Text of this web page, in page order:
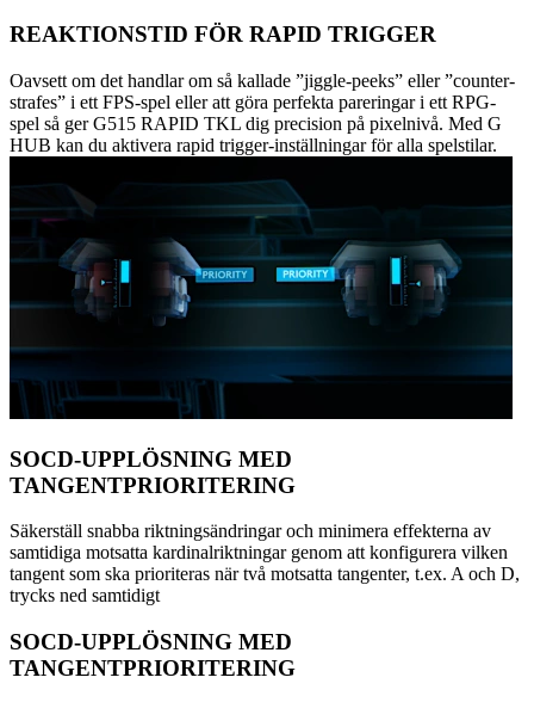
REAKTIONSTID FÖR RAPID TRIGGER
Oavsett om det handlar om så kallade ”jiggle-peeks” eller ”counter-
strafes” i ett FPS-spel eller att göra perfekta pareringar i ett RPG-
spel så ger G515 RAPID TKL dig precision på pixelnivå. Med G
HUB kan du aktivera rapid trigger-inställningar för alla spelstilar.
SOCD-UPPLÖSNING MED
TANGENTPRIORITERING
Säkerställ snabba riktningsändringar och minimera effekterna av
samtidiga motsatta kardinalriktningar genom att konfigurera vilken
tangent som ska prioriteras när två motsatta tangenter, t.ex. A och D,
trycks ned samtidigt
SOCD-UPPLÖSNING MED
TANGENTPRIORITERING